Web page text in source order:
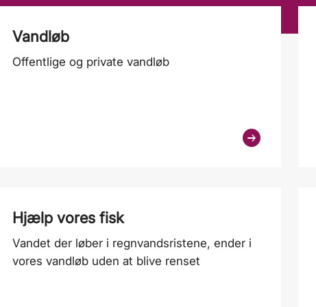
Vandløb
Offentlige og private vandløb
Hjælp vores fisk
Vandet der løber i regnvandsristene, ender i
vores vandløb uden at blive renset